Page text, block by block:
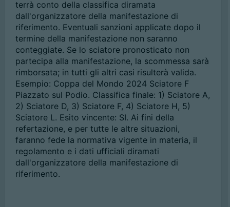
terrà conto della classifica diramata
dall'organizzatore della manifestazione di
riferimento. Eventuali sanzioni applicate dopo il
termine della manifestazione non saranno
conteggiate. Se lo sciatore pronosticato non
partecipa alla manifestazione, la scommessa sarà
rimborsata; in tutti gli altri casi risulterà valida.
Esempio: Coppa del Mondo 2024 Sciatore F
Piazzato sul Podio. Classifica finale: 1) Sciatore A,
2) Sciatore D, 3) Sciatore F, 4) Sciatore H, 5)
Sciatore L. Esito vincente: SI. Ai fini della
refertazione, e per tutte le altre situazioni,
faranno fede la normativa vigente in materia, il
regolamento e i dati ufficiali diramati
dall'organizzatore della manifestazione di
riferimento.